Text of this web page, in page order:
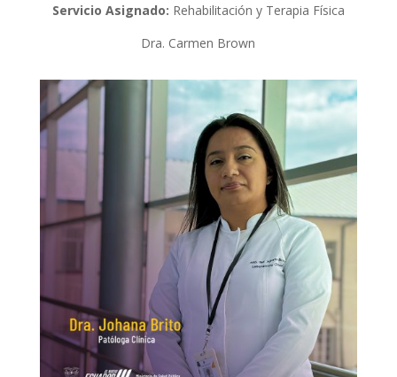
Servicio Asignado: Rehabilitación y Terapia Física
Dra. Carmen Brown